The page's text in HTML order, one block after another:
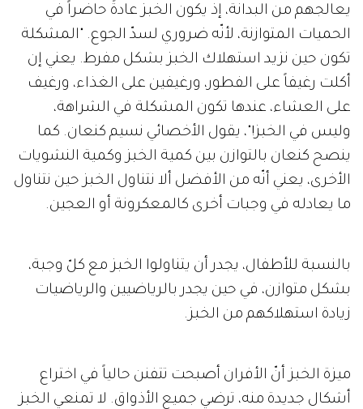
يعالجهم من البدانة، إذ يكون الخبز عادةً حاضراً في
الحميات المتوازنة، لأنّه ضروري لسدّ الجوع. "المشكلة
تكون حين نزيد استهلاك الخبز بشكل مفرط. يعني إن
أكلت رغيفاً على الفطور، ورغيفين على الغذاء، ورغيف
على العشاء، عندها تكون المشكلة في الشراهة،
وليس في الخبز!"، يقول الأخصائي نسيم كنعان. كما
ينصح كنعان بالتوازن بين كمية الخبز وكمية النشويات
الأخرى، يعني أنّه من الأفضل ألا نتناول الخبز حين نتناول
ما يعادله في وجبات أخرى كالمعكرونة أو العجين.
بالنسبة للأطفال، يجدر أن يتناولوا الخبز مع كلّ وجبة،
بشكل متوازن، في حين يجدر بالرياضيين والرياضيات
زيادة استهلاكهم من الخبز.
ميزة الخبز أنّ الأفران أصبحت تتفنن حالياً في اختراع
أشكال جديدة منه، ترضي جميع الأذواق. لا تمنعي الخبز